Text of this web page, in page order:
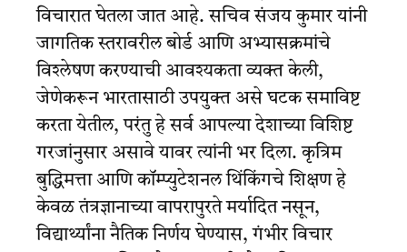
विचारात घेतला जात आहे. सचिव संजय कुमार यांनी
जागतिक स्तरावरील बोर्ड आणि अभ्यासक्रमांचे
विश्लेषण करण्याची आवश्यकता व्यक्त केली,
जेणेकरून भारतासाठी उपयुक्त असे घटक समाविष्ट
करता येतील, परंतु हे सर्व आपल्या देशाच्या विशिष्ट
गरजांनुसार असावे यावर त्यांनी भर दिला. कृत्रिम
बुद्धिमत्ता आणि कॉम्प्युटेशनल थिंकिंगचे शिक्षण हे
केवळ तंत्रज्ञानाच्या वापरापुरते मर्यादित नसून,
विद्यार्थ्यांना नैतिक निर्णय घेण्यास, गंभीर विचार